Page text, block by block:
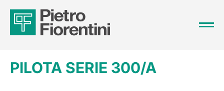
PILOTA SERIE 300/A